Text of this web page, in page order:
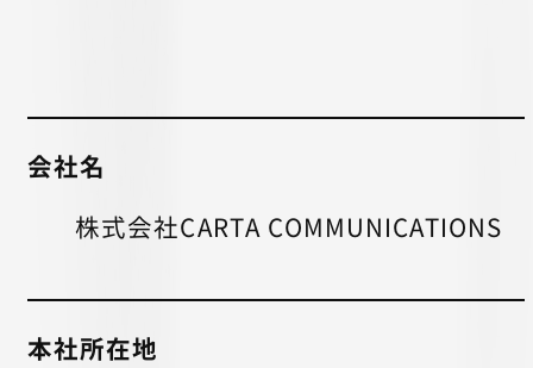
会社名
株式会社CARTA COMMUNICATIONS
本社所在地